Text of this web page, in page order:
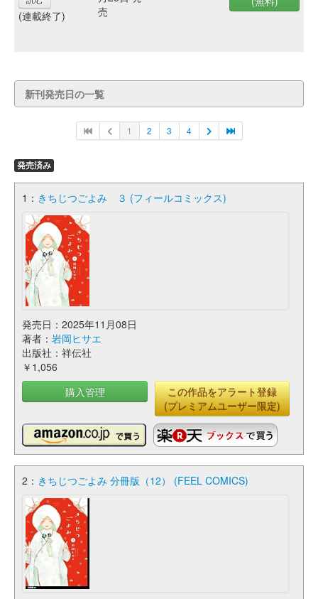
(連載終了)
売
新刊発売日の一覧
1 2 3 4
発売済み
1： きちじつごよみ ３ (フィールコミックス)
発売日：2025年11月08日
著者： 岩岡ヒサエ
出版社：祥伝社
￥1,056
購入管理
この作品をアラート登録
(プレミアムユーザー限定)
2： きちじつごよみ 分冊版（12） (FEEL COMICS)